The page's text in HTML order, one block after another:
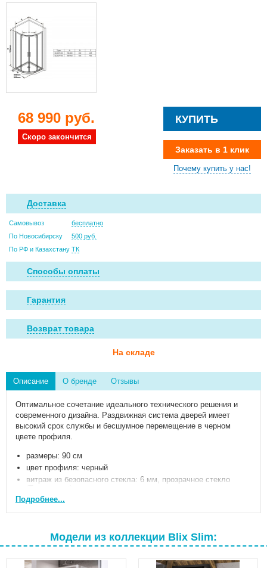
68 990 руб.
Скоро закончится
КУПИТЬ
Заказать в 1 клик
Почему купить у нас!
Доставка
Самовывоз
бесплатно
По Новосибирску
500 руб.
По РФ и Казахстану ТК
Способы оплаты
Гарантия
Возврат товара
На складе
Описание О бренде Отзывы
Оптимальное сочетание идеального технического решения и
современного дизайна. Раздвижная система дверей имеет
высокий срок службы и бесшумное перемещение в черном
цвете профиля.
размеры: 90 см
цвет профиля: черный
витраж из безопасного стекла: 6 мм, прозрачное стекло
высота изделия: 195 см
гарантия: 5 лет
изогнутых частей, образующих раздвижные двери.
Устанавливается в облицованный кафелем угол ванной комнаты
на поддоны RAVAK Ronda, Elipso, Elipso Pro, Elipso Pro Flat,
Подробнее...
Модели из коллекции Blix Slim: